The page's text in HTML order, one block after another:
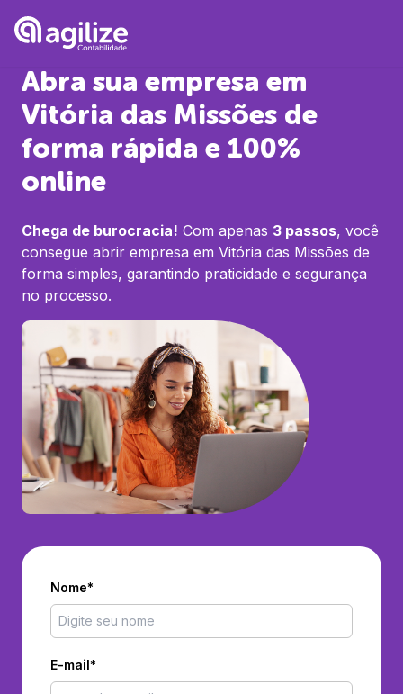
Abra sua empresa em
Vitória das Missões de
forma rápida e 100%
online
Chega de burocracia! Com apenas 3 passos, você
consegue abrir empresa em Vitória das Missões de
forma simples, garantindo praticidade e segurança
no processo.
Nome*
E-mail*